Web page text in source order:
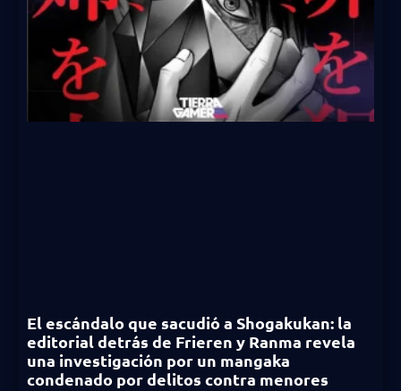
El escándalo que sacudió a Shogakukan: la
editorial detrás de Frieren y Ranma revela
una investigación por un mangaka
condenado por delitos contra menores